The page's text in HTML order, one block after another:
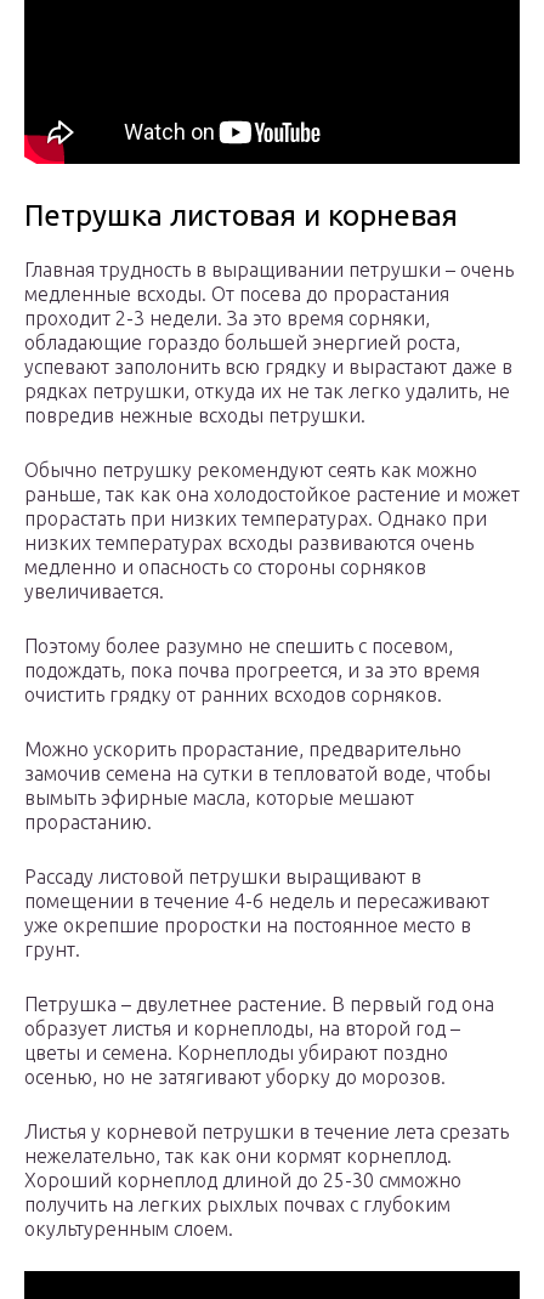
Петрушка листовая и корневая
Главная трудность в выращивании петрушки – очень
медленные всходы. От посева до прорастания
проходит 2-3 недели. За это время сорняки,
обладающие гораздо большей энергией роста,
успевают заполонить всю грядку и вырастают даже в
рядках петрушки, откуда их не так легко удалить, не
повредив нежные всходы петрушки.
Обычно петрушку рекомендуют сеять как можно
раньше, так как она холодостойкое растение и может
прорастать при низких температурах. Однако при
низких температурах всходы развиваются очень
медленно и опасность со стороны сорняков
увеличивается.
Поэтому более разумно не спешить с посевом,
подождать, пока почва прогреется, и за это время
очистить грядку от ранних всходов сорняков.
Можно ускорить прорастание, предварительно
замочив семена на сутки в тепловатой воде, чтобы
вымыть эфирные масла, которые мешают
прорастанию.
Рассаду листовой петрушки выращивают в
помещении в течение 4-6 недель и пересаживают
уже окрепшие проростки на постоянное место в
грунт.
Петрушка – двулетнее растение. В первый год она
образует листья и корнеплоды, на второй год –
цветы и семена. Корнеплоды убирают поздно
осенью, но не затягивают уборку до морозов.
Листья у корневой петрушки в течение лета срезать
нежелательно, так как они кормят корнеплод.
Хороший корнеплод длиной до 25-30 смможно
получить на легких рыхлых почвах с глубоким
окультуренным слоем.